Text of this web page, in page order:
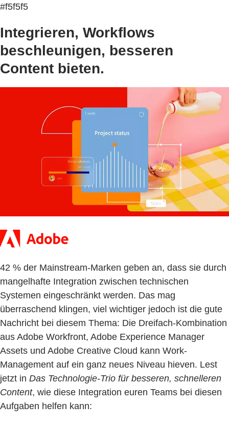
#f5f5f5
Integrieren, Workflows
beschleunigen, besseren
Content bieten.
42 % der Mainstream-Marken geben an, dass sie durch
mangelhafte Integration zwischen technischen
Systemen eingeschränkt werden. Das mag
überraschend klingen, viel wichtiger jedoch ist die gute
Nachricht bei diesem Thema: Die Dreifach-Kombination
aus Adobe Workfront, Adobe Experience Manager
Assets und Adobe Creative Cloud kann Work-
Management auf ein ganz neues Niveau hieven. Lest
jetzt in Das Technologie-Trio für besseren, schnelleren
Content, wie diese Integration euren Teams bei diesen
Aufgaben helfen kann: